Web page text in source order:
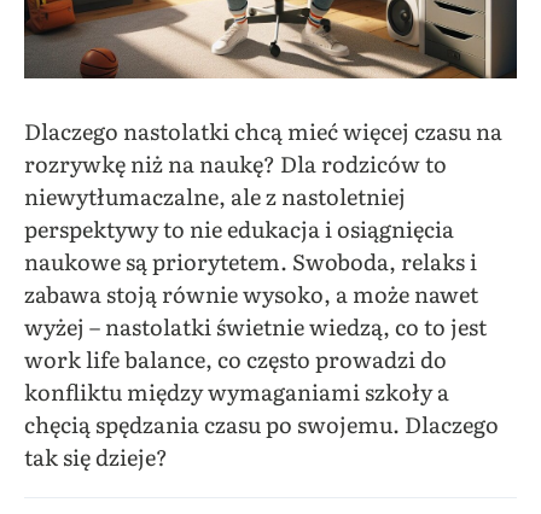
Dlaczego nastolatki chcą mieć więcej czasu na
rozrywkę niż na naukę? Dla rodziców to
niewytłumaczalne, ale z nastoletniej
perspektywy to nie edukacja i osiągnięcia
naukowe są priorytetem. Swoboda, relaks i
zabawa stoją równie wysoko, a może nawet
wyżej – nastolatki świetnie wiedzą, co to jest
work life balance, co często prowadzi do
konfliktu między wymaganiami szkoły a
chęcią spędzania czasu po swojemu. Dlaczego
tak się dzieje?